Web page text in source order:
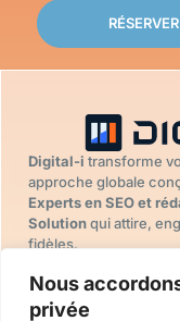
Nous
privée
Digital-i transforme
approche globale
Experts en SEO et
Solutionqui attire,
fidèles.
Accueil
Nos projets